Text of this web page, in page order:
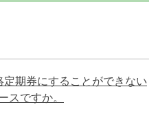
期券にすることができない
スですか。